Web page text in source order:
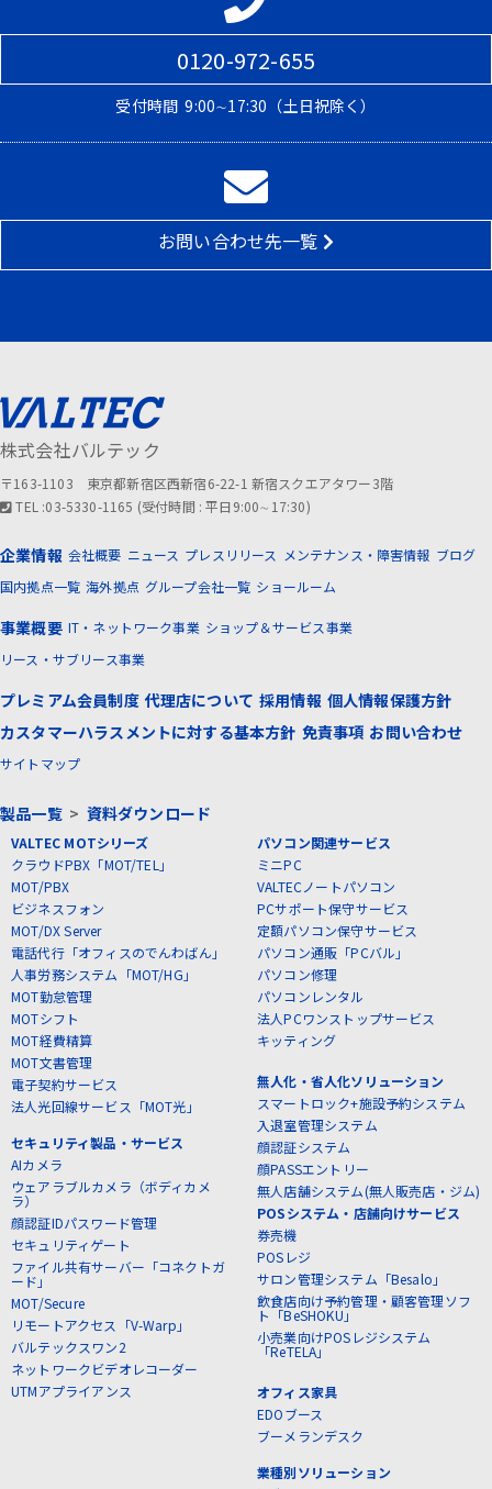
0120-972-655
受付時間 9:00∼17:30（土日祝除く）
お問い合わせ先一覧
株式会社バルテック
〒163-1103 東京都新宿区西新宿6-22-1 新宿スクエアタワー3階
TEL :03-5330-1165 (受付時間 : 平日9:00∼17:30)
企業情報 会社概要 ニュース プレスリリース メンテナンス・障害情報 ブログ
国内拠点一覧 海外拠点 グループ会社一覧 ショールーム
事業概要 IT・ネットワーク事業 ショップ＆サービス事業
リース・サブリース事業
プレミアム会員制度 代理店について 採用情報 個人情報保護方針
カスタマーハラスメントに対する基本方針 免責事項 お問い合わせ
サイトマップ
製品一覧> 資料ダウンロード
VALTEC MOTシリーズ
クラウドPBX「MOT/TEL」
MOT/PBX
ビジネスフォン
MOT/DX Server
電話代行「オフィスのでんわばん」
人事労務システム「MOT/HG」
MOT勤怠管理
MOTシフト
MOT経費精算
MOT文書管理
電子契約サービス
法人光回線サービス「MOT光」
セキュリティ製品・サービス
AIカメラ
ウェアラブルカメラ（ボディカメ
ラ）
顔認証IDパスワード管理
セキュリティゲート
ファイル共有サーバー「コネクトガ
ード」
MOT/Secure
リモートアクセス「V-Warp」
バルテックスワン2
ネットワークビデオレコーダー
UTMアプライアンス
パソコン関連サービス
ミニPC
VALTECノートパソコン
PCサポート保守サービス
定額パソコン保守サービス
パソコン通販「PCバル」
パソコン修理
パソコンレンタル
法人PCワンストップサービス
キッティング
無人化・省人化ソリューション
スマートロック+施設予約システム
入退室管理システム
顔認証システム
顔PASSエントリー
無人店舗システム(無人販売店・ジム)
POSシステム・店舗向けサービス
券売機
POSレジ
サロン管理システム「Besalo」
飲食店向け予約管理・顧客管理ソフ
ト「BeSHOKU」
小売業向けPOSレジシステム
「ReTELA」
オフィス家具
EDOブース
ブーメランデスク
業種別ソリューション